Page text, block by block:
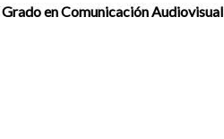
Grado en Comunicación Audiovisual